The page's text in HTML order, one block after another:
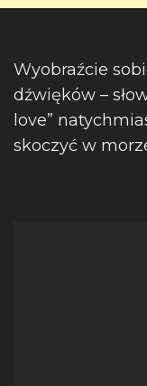
Wyobraźcie
dźwięków –
love”
skoczyć w